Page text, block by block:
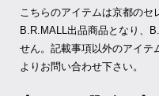
こちらのアイテムは京都のセ
B.R.MALL出品商品となり、
せん。記載事項以外のアイテ
よりお問い合わせ下さい。